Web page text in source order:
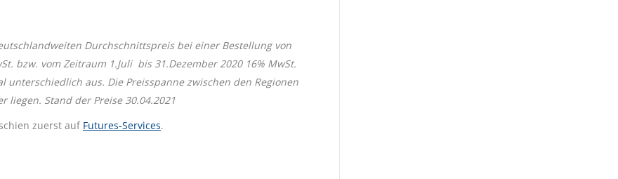
Durchschnittspreis bei einer Bestellung von
bzw. vom Zeitraum 1.Juli bis 31.Dezember 2020 16% MwSt.
aus. Die Preisspanne zwischen den Regionen
liegen. Stand der Preise 30.04.2021
zuerst auf Futures-Services.